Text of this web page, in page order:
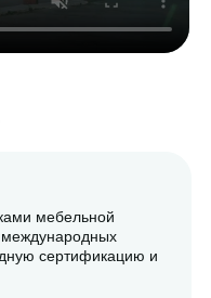
Мы владеем
фурнитуры, которая
выставках, проходит